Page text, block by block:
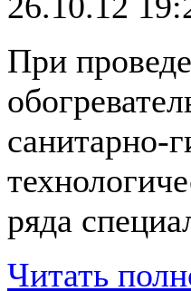
При
санитарно-
ряда
Читать